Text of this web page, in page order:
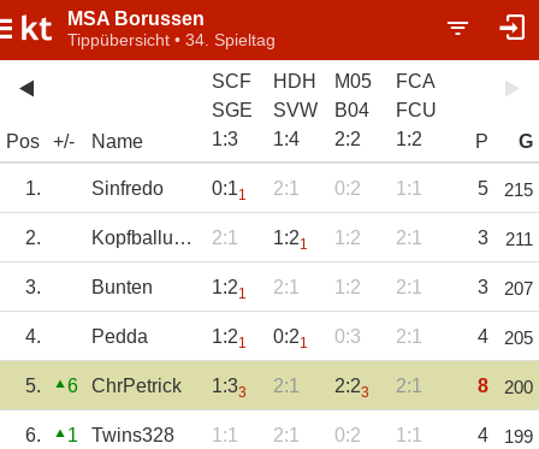
MSA Borussen
Tippübersicht • 34. Spieltag
Pos +/- Name
SCF
SGE
1:3
HDH
SVW
1:4
M05
B04
2:2
FCA
FCU
1:2 P G
1. Sinfredo 0:11 2:1 0:2 1:1 5 215
2. Kopfballungeheu 2:1 1:21 1:2 2:1 3 211
3. Bunten 1:21 2:1 1:2 2:1 3 207
4. Pedda 1:21 0:21 0:3 2:1 4 205
5. 6 ChrPetrick 1:33 2:1 2:23 2:1 8 200
6. 1 Twins328 1:1 2:1 0:2 1:1 4 199